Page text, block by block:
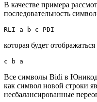
В качестве примера
последовательность
RLI a b c PDI
которая будет отображаться
c b a
Все символы Bidi в
как символ новой строки
несбалансированные